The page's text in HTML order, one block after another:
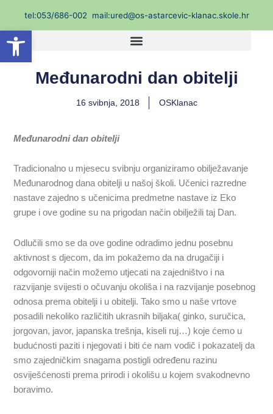
Open toolbar
content
tel:053/686-002 mail:ured@os-astarcevic-klanac.skole.hr
Međunarodni dan obitelji
16 svibnja, 2018 OSKlanac
Međunarodni dan obitelji
Tradicionalno u mjesecu svibnju organiziramo obilježavanje
Međunarodnog dana obitelji u našoj školi. Učenici razredne
nastave zajedno s učenicima predmetne nastave iz Eko
grupe i ove godine su na prigodan način obilježili taj Dan.
Odlučili smo se da ove godine odradimo jednu posebnu
aktivnost s djecom, da im pokažemo da na drugačiji i
odgovorniji način možemo utjecati na zajedništvo i na
razvijanje svijesti o očuvanju okoliša i na razvijanje posebnog
odnosa prema obitelji i u obitelji. Tako smo u naše vrtove
posadili nekoliko različitih ukrasnih biljaka( ginko, suručica,
jorgovan, javor, japanska trešnja, kiseli ruj…) koje ćemo u
budućnosti paziti i njegovati i biti će nam vodič i pokazatelj da
smo zajedničkim snagama postigli određenu razinu
osviješćenosti prema prirodi i okolišu u kojem svakodnevno
boravimo.